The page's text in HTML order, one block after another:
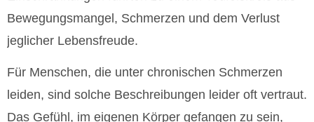
Bewegungsmangel, Schmerzen und dem Verlust
jeglicher Lebensfreude.
Für Menschen, die unter chronischen Schmerzen
leiden, sind solche Beschreibungen leider oft vertraut.
Das Gefühl, im eigenen Körper gefangen zu sein,